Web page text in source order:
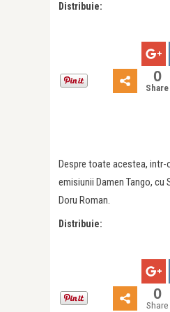
Distribuie:
0
Share
Despre toate acestea,
emisiunii Damen Tango, cu
Doru Roman.
Distribuie:
0
Share